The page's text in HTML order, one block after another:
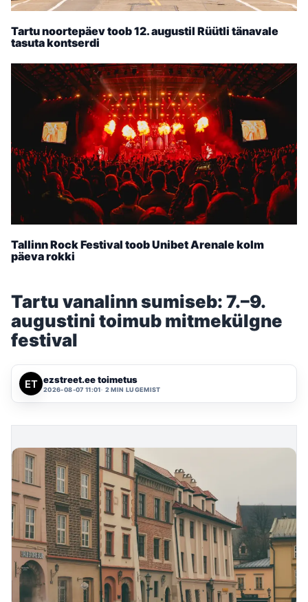
Tartu noortepäev toob 12. augustil Rüütli tänavale
tasuta kontserdi
Tallinn Rock Festival toob Unibet Arenale kolm
päeva rokki
Tartu vanalinn sumiseb: 7.–9.
augustini toimub mitmekülgne
festival
ezstreet.ee toimetus
2026-08-07 11:01 2 MIN LUGEMIST